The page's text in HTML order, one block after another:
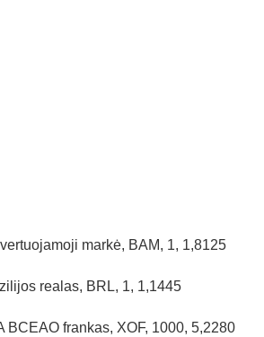
markė, BAM, 1, 1,8125
realas, BRL, 1, 1,1445
BCEAO frankas, XOF, 1000, 5,2280